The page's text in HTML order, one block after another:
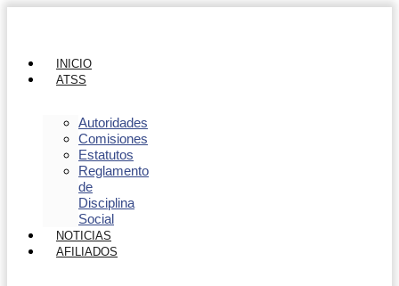
INICIO
ATSS
Autoridades
Comisiones
Estatutos
Reglamento
de
Disciplina
Social
NOTICIAS
AFILIADOS